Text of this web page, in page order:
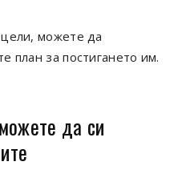
можете да
план за постигането им.
да си